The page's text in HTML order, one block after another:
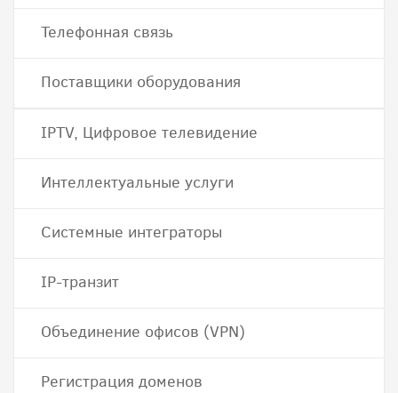
Телефонная связь
Поставщики оборудования
IPTV, Цифровое телевидение
Интеллектуальные услуги
Системные интеграторы
IP-транзит
Объединение офисов (VPN)
Регистрация доменов